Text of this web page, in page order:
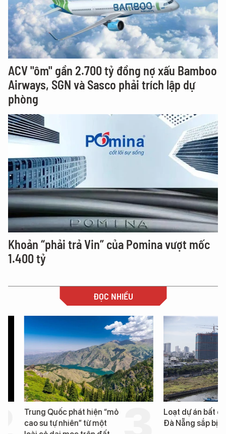
ACV "ôm" gần 2.700 tỷ đồng nợ xấu Bamboo
Airways, SGN và Sasco phải trích lập dự
phòng
Khoản “phải trả Vin” của Pomina vượt mốc
1.400 tỷ
ĐỌC NHIỀU
Trung Quốc phát hiện “mỏ
cao su tự nhiên” từ một
Loạt dự án bất động
Đà Nẵng sắp bị kiểm